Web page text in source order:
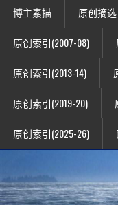
博主素描 原创摘选
原创索引(2007-08)
原创索引(2013-14)
原创索引(2019-20)
原创索引(2025-26)